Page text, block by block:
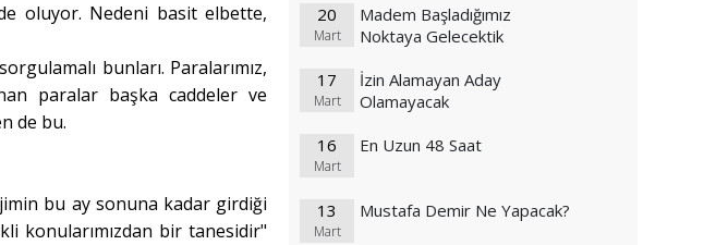
oluyor. Nedeni basit elbette,
bunları. Paralarımız,
paralar başka caddeler ve
de bu.
bu ay sonuna kadar girdiği
konularımızdan bir tanesidir"
20
Mart
Madem Başladığımız
Noktaya Gelecektik
17
Mart
İzin Alamayan Aday
Olamayacak
16
Mart
En Uzun 48 Saat
13
Mart
Mustafa Demir Ne Yapacak?